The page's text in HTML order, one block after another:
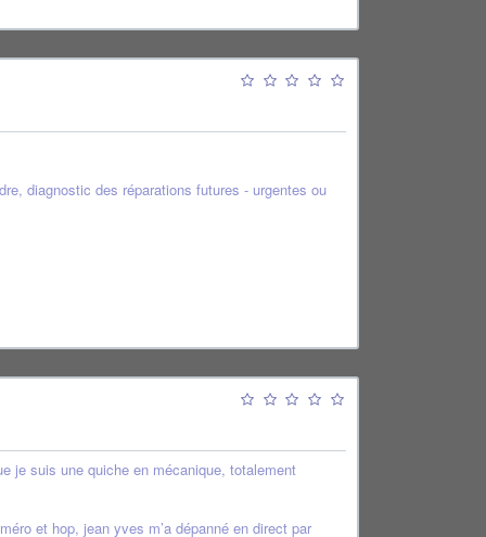
diagnostic des réparations futures - urgentes ou
je suis une quiche en mécanique, totalement
et hop, jean yves m’a dépanné en direct par